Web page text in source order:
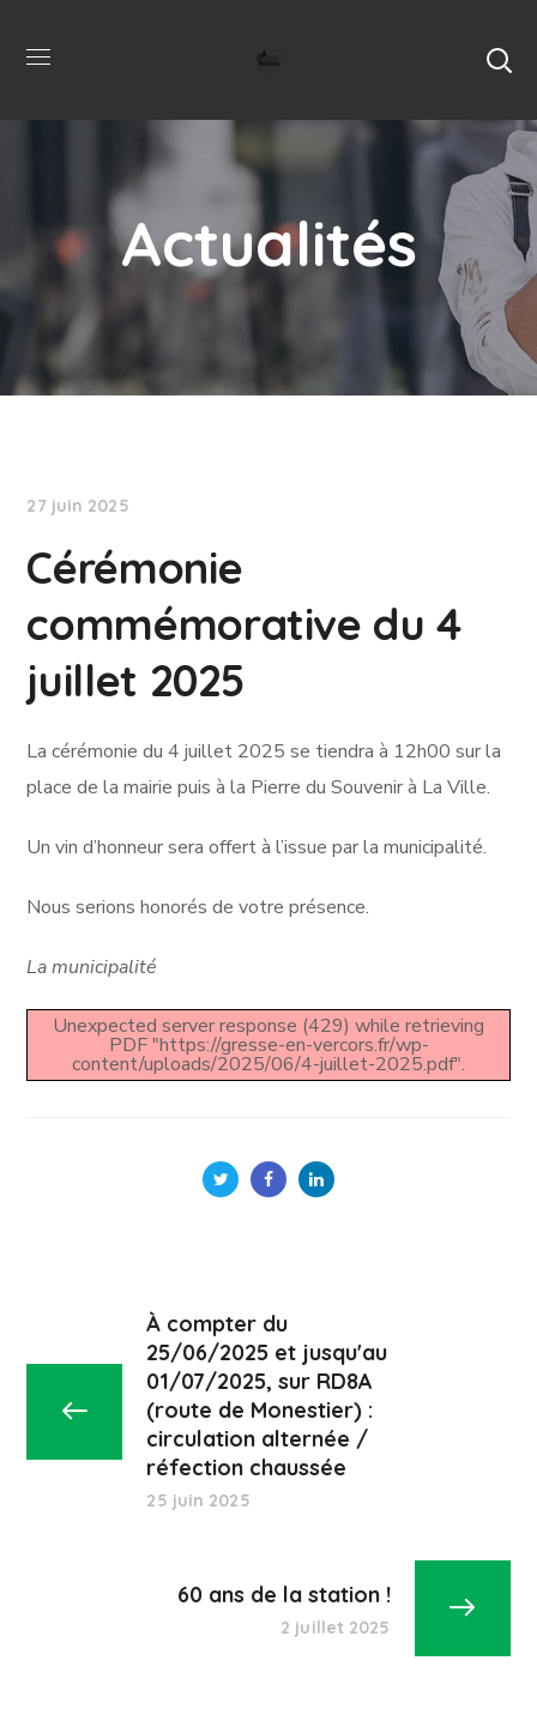
Actualités
27 juin 2025
Cérémonie
commémorative du 4
juillet 2025
La cérémonie du 4 juillet 2025 se tiendra à 12h00 sur la
place de la mairie puis à la Pierre du Souvenir à La Ville.
Un vin d’honneur sera offert à l’issue par la municipalité.
Nous serions honorés de votre présence.
La municipalité
Unexpected server response (429) while retrieving
PDF "https://gresse-en-vercors.fr/wp-
content/uploads/2025/06/4-juillet-2025.pdf".
À compter du
25/06/2025 et jusqu'au
01/07/2025, sur RD8A
(route de Monestier) :
circulation alternée /
réfection chaussée
25 juin 2025
60 ans de la station !
2 juillet 2025